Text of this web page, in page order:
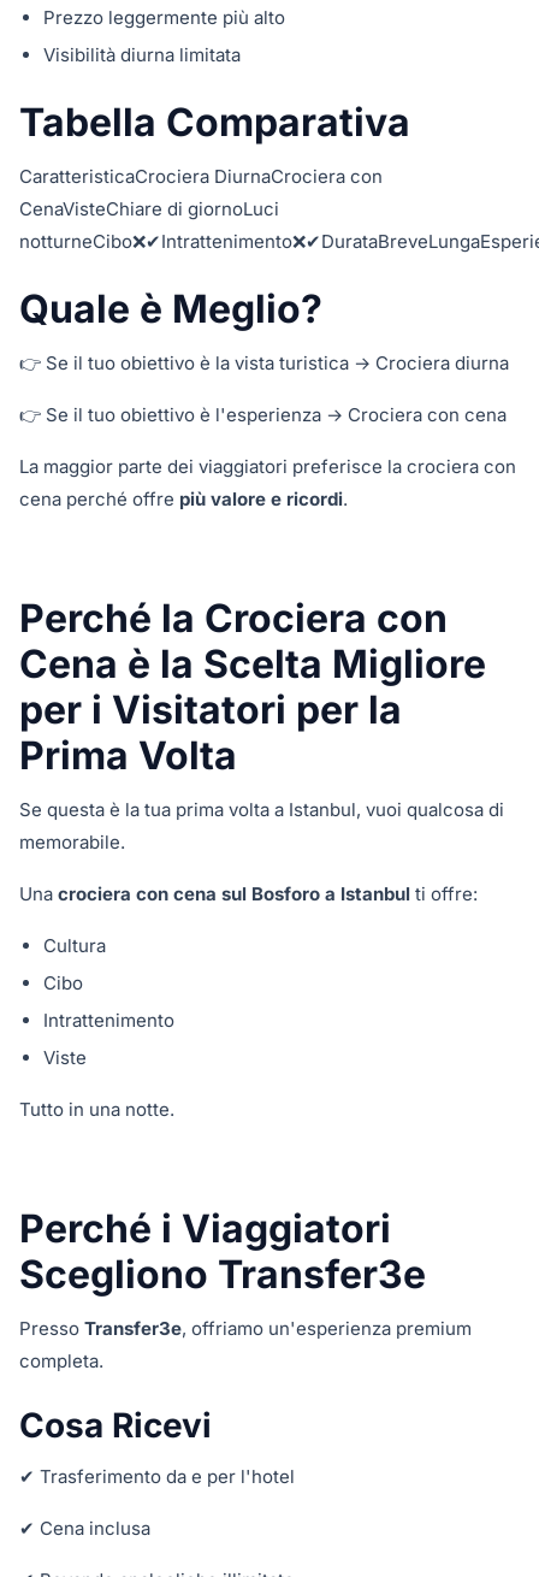
Prezzo leggermente più alto
Visibilità diurna limitata
Tabella Comparativa
CaratteristicaCrociera DiurnaCrociera con
CenaVisteChiare di giornoLuci
Quale è Meglio?
👉 Se il tuo obiettivo è la vista turistica → Crociera diurna
👉 Se il tuo obiettivo è l'esperienza → Crociera con cena
La maggior parte dei viaggiatori preferisce la crociera con
cena perché offre più valore e ricordi.
Perché la Crociera con
Cena è la Scelta Migliore
per i Visitatori per la
Prima Volta
Se questa è la tua prima volta a Istanbul, vuoi qualcosa di
memorabile.
Una crociera con cena sul Bosforo a Istanbul ti offre:
Cultura
Cibo
Intrattenimento
Viste
Tutto in una notte.
Perché i Viaggiatori
Scegliono Transfer3e
Presso Transfer3e, offriamo un'esperienza premium
completa.
Cosa Ricevi
✔ Trasferimento da e per l'hotel
✔ Cena inclusa